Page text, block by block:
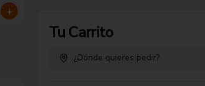
Tu Carrito
¿Dónde quieres pedir?